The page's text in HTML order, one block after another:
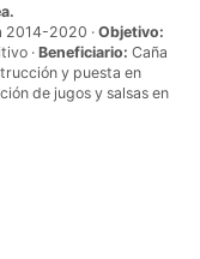
2014-2020 · Objetivo:
· Beneficiario: Caña
y puesta en
de jugos y salsas en